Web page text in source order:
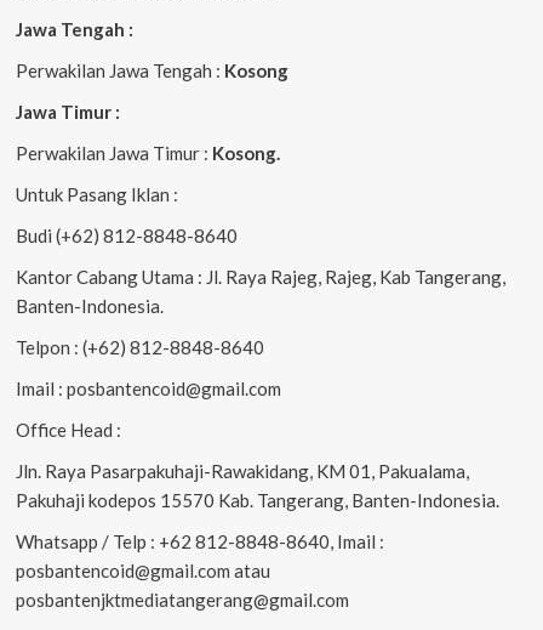
Jawa Tengah :
Perwakilan Jawa Tengah : Kosong
Jawa Timur :
Perwakilan Jawa Timur : Kosong.
Untuk Pasang Iklan :
Budi (+62) 812-8848-8640
Kantor Cabang Utama : Jl. Raya Rajeg, Rajeg, Kab Tangerang,
Banten-Indonesia.
Telpon : (+62) 812-8848-8640
Imail : posbantencoid@gmail.com
Office Head :
Jln. Raya Pasarpakuhaji-Rawakidang, KM 01, Pakualama,
Pakuhaji kodepos 15570 Kab. Tangerang, Banten-Indonesia.
Whatsapp / Telp : +62 812-8848-8640, Imail :
posbantencoid@gmail.com atau
posbantenjktmediatangerang@gmail.com